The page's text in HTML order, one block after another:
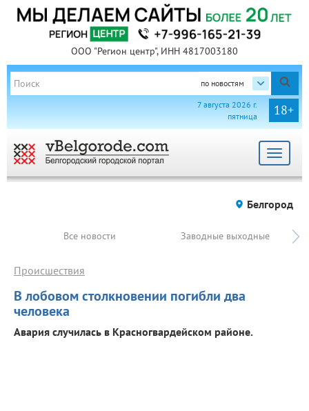
ООО "Регион центр", ИНН 4817003180
по новостям
18+
7 августа 2026 г.
пятница
Toggle
Белгород
Все новости Заводные выходные
В лобовом столкновении погибли два
человека
Происшествия
Авария случилась в Красногвардейском районе.